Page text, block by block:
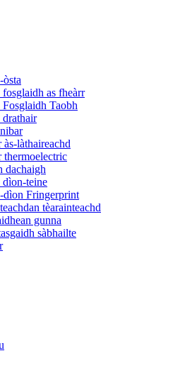
òsta
fosglaidh as fheàrr
Fosglaidh Taobh
drathair
làthaireachd
thermoelectric
dachaigh
dìon-teine
dìon Fringerprint
tèarainteachd
gunna
sàbhailte